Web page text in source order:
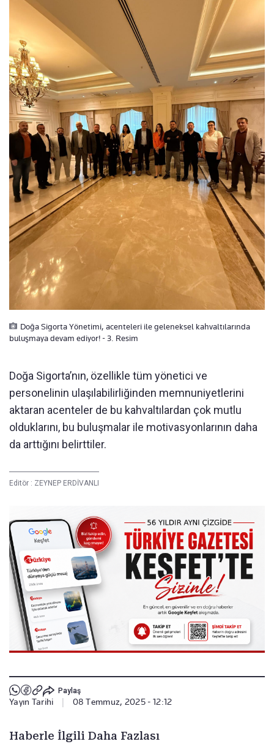
Doğa Sigorta Yönetimi, acenteleri ile geleneksel kahvaltılarında
buluşmaya devam ediyor! - 3. Resim
Doğa Sigorta’nın, özellikle tüm yönetici ve
personelinin ulaşılabilirliğinden memnuniyetlerini
aktaran acenteler de bu kahvaltılardan çok mutlu
olduklarını, bu buluşmalar ile motivasyonlarının daha
da arttığını belirttiler.
Editör : ZEYNEP ERDİVANLI
Paylaş
Yayın Tarihi | 08 Temmuz, 2025 - 12:12
Haberle İlgili Daha Fazlası